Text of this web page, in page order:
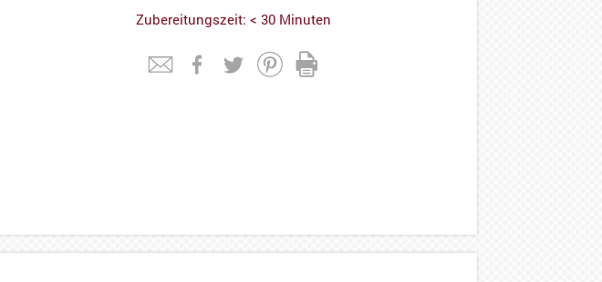
Zubereitungszeit: < 30 Minuten